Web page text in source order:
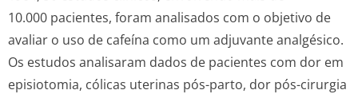
10.000 pacientes, foram analisados com o objetivo de
avaliar o uso de cafeína como um adjuvante analgésico.
Os estudos analisaram dados de pacientes com dor em
episiotomia, cólicas uterinas pós-parto, dor pós-cirurgia